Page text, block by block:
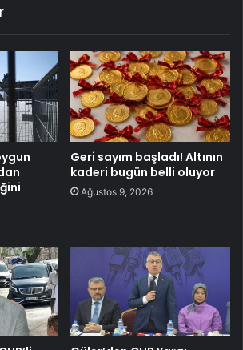
Geri sayım başladı! Altının
kaderi bugün belli oluyor
Ağustos 9, 2026